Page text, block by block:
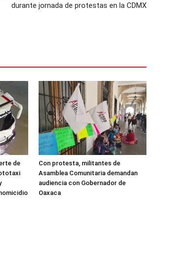
durante jornada de protestas en la CDMX
de
Con protesta, militantes de
Asamblea Comunitaria demandan
audiencia con Gobernador de
Oaxaca